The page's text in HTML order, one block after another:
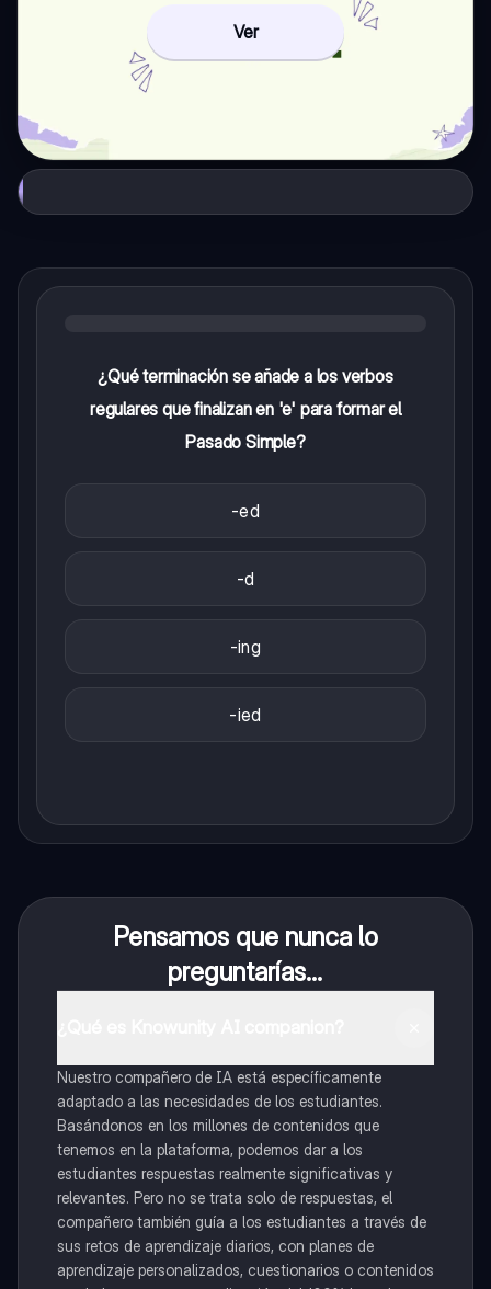
Ver
¿Qué terminación se añade a los verbos
regulares que finalizan en 'e' para formar el
Pasado Simple?
-ed
-d
-ing
-ied
Pensamos que nunca lo
preguntarías...
Nuestro compañero de IA está específicamente
adaptado a las necesidades de los estudiantes.
Basándonos en los millones de contenidos que
tenemos en la plataforma, podemos dar a los
estudiantes respuestas realmente significativas y
relevantes. Pero no se trata solo de respuestas, el
compañero también guía a los estudiantes a través de
sus retos de aprendizaje diarios, con planes de
aprendizaje personalizados, cuestionarios o contenidos